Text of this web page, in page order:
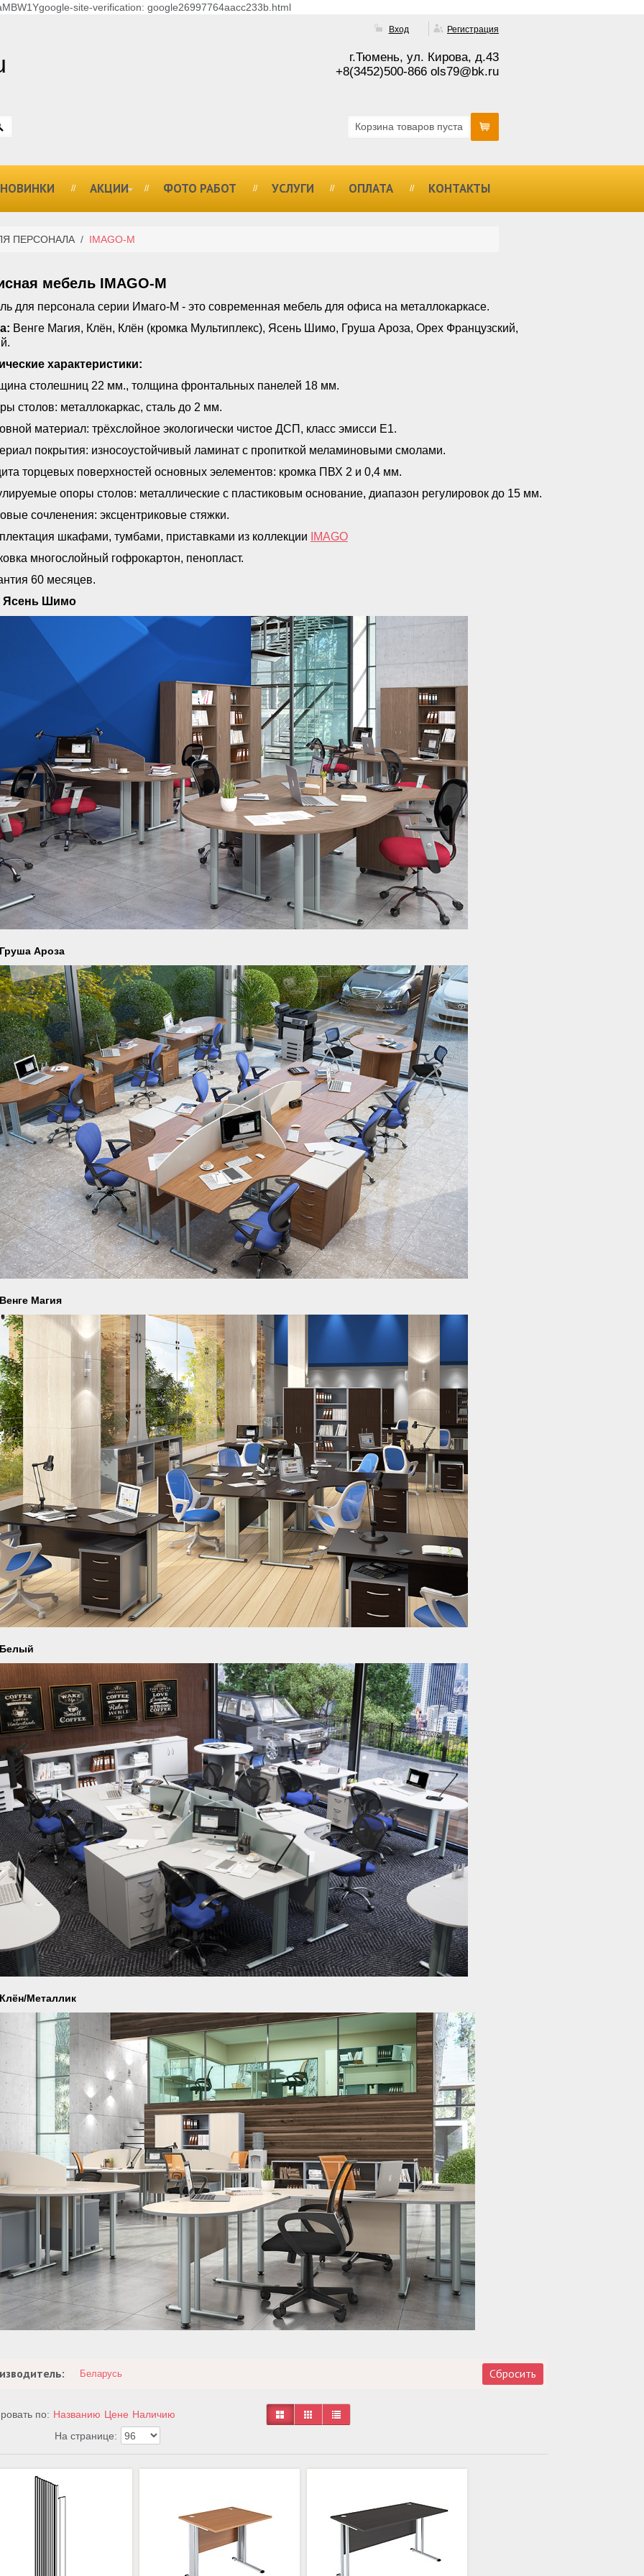
site-verification: google26997764aacc233b.html
г.Тюмень, ул. Кирова, д.43
+8(3452)500-866 ols79@bk.ru
Вход Регистрация
Корзина товаров пуста
НОВИНКИ АКЦИИ ФОТО РАБОТ УСЛУГИ ОПЛАТА КОНТАКТЫ
ПЕРСОНАЛА / IMAGO-M
мебель IMAGO-M
для персонала серии Имаго-М - это современная мебель для офиса на металлокаркасе.
Венге Магия, Клён, Клён (кромка Мультиплекс), Ясень Шимо, Груша Ароза, Орех Французский,
характеристики:
столешниц 22 мм., толщина фронтальных панелей 18 мм.
столов: металлокаркас, сталь до 2 мм.
материал: трёхслойное экологически чистое ДСП, класс эмисси Е1.
покрытия: износоустойчивый ламинат с пропиткой меламиновыми смолами.
торцевых поверхностей основных эелементов: кромка ПВХ 2 и 0,4 мм.
опоры столов: металлические с пластиковым основание, диапазон регулировок до 15 мм.
сочленения: эксцентриковые стяжки.
шкафами, тумбами, приставками из коллекции
IMAGO
многослойный гофрокартон, пенопласт.
60 месяцев.
Ясень Шимо
Ароза
Магия
Металлик
Беларусь Сбросить
по: Названию Цене Наличию
На странице: